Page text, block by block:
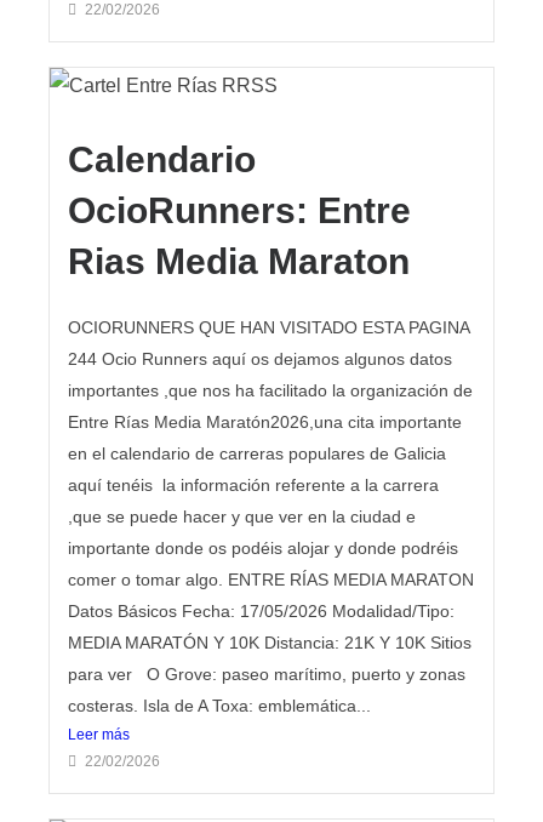
22/02/2026
Calendario
OcioRunners: Entre
Rias Media Maraton
OCIORUNNERS QUE HAN VISITADO ESTA PAGINA
244 Ocio Runners aquí os dejamos algunos datos
importantes ,que nos ha facilitado la organización de
Entre Rías Media Maratón2026,una cita importante
en el calendario de carreras populares de Galicia
aquí tenéis la información referente a la carrera
,que se puede hacer y que ver en la ciudad e
importante donde os podéis alojar y donde podréis
comer o tomar algo. ENTRE RÍAS MEDIA MARATON
Datos Básicos Fecha: 17/05/2026 Modalidad/Tipo:
MEDIA MARATÓN Y 10K Distancia: 21K Y 10K Sitios
para ver O Grove: paseo marítimo, puerto y zonas
costeras. Isla de A Toxa: emblemática...
Leer más
22/02/2026